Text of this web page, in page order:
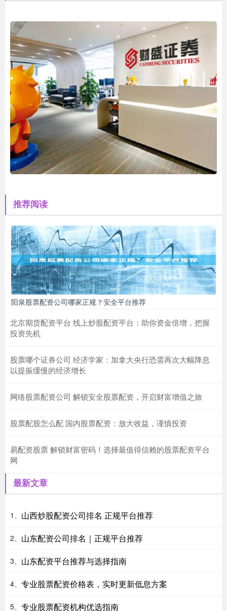
推荐阅读
阳泉股票配资公司哪家正规？安全平台推荐
北京期货配资平台 线上炒股配资平台：助你资金倍增，把握
投资先机
股票哪个证券公司 经济学家：加拿大央行恐需再次大幅降息
以提振缓慢的经济增长
网络股票配资公司 解锁安全股票配资，开启财富增值之旅
股票配股怎么配 国内股票配资：放大收益，谨慎投资
易配资股票 解锁财富密码！选择最值得信赖的股票配资平台
网
最新文章
1、 山西炒股配资公司排名 正规平台推荐
2、 山东配资公司排名｜正规平台推荐
3、 山东配资平台推荐与选择指南
4、 专业股票配资价格表，实时更新低息方案
5、 专业股票配资机构优选指南